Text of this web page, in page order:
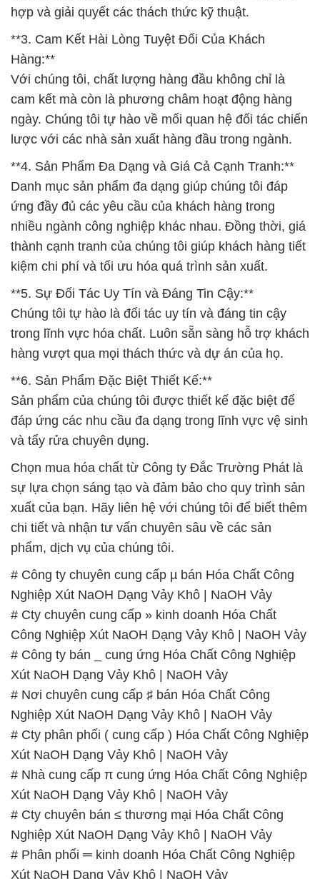
cam kết mà còn là phương châm hoạt động hàng
ngày. Chúng tôi tự hào về mối quan hệ đối tác chiến
lược với các nhà sản xuất hàng đầu trong ngành.
**4. Sản Phẩm Đa Dạng và Giá Cả Cạnh Tranh:**
Danh mục sản phẩm đa dạng giúp chúng tôi đáp
ứng đầy đủ các yêu cầu của khách hàng trong
nhiều ngành công nghiệp khác nhau. Đồng thời, giá
thành cạnh tranh của chúng tôi giúp khách hàng tiết
kiệm chi phí và tối ưu hóa quá trình sản xuất.
**5. Sự Đối Tác Uy Tín và Đáng Tin Cậy:**
Chúng tôi tự hào là đối tác uy tín và đáng tin cậy
trong lĩnh vực hóa chất. Luôn sẵn sàng hỗ trợ khách
hàng vượt qua mọi thách thức và dự án của họ.
**6. Sản Phẩm Đặc Biệt Thiết Kế:**
Sản phẩm của chúng tôi được thiết kế đặc biệt để
đáp ứng các nhu cầu đa dạng trong lĩnh vực vệ sinh
và tẩy rửa chuyên dụng.
Chọn mua hóa chất từ Công ty Đắc Trường Phát là
sự lựa chọn sáng tạo và đảm bảo cho quy trình sản
xuất của bạn. Hãy liên hệ với chúng tôi để biết thêm
chi tiết và nhận tư vấn chuyên sâu về các sản
phẩm, dịch vụ của chúng tôi.
# Công ty chuyên cung cấp µ bán Hóa Chất Công
Nghiệp Xút NaOH Dạng Vảy Khô | NaOH Vảy
# Cty chuyên cung cấp » kinh doanh Hóa Chất
Công Nghiệp Xút NaOH Dạng Vảy Khô | NaOH Vảy
# Công ty bán _ cung ứng Hóa Chất Công Nghiệp
Xút NaOH Dạng Vảy Khô | NaOH Vảy
# Nơi chuyên cung cấp ♯ bán Hóa Chất Công
Nghiệp Xút NaOH Dạng Vảy Khô | NaOH Vảy
# Cty phân phối ( cung cấp ) Hóa Chất Công Nghiệp
Xút NaOH Dạng Vảy Khô | NaOH Vảy
# Nhà cung cấp π cung ứng Hóa Chất Công Nghiệp
Xút NaOH Dạng Vảy Khô | NaOH Vảy
# Cty chuyên bán ≤ thương mại Hóa Chất Công
Nghiệp Xút NaOH Dạng Vảy Khô | NaOH Vảy
# Phân phối ═ kinh doanh Hóa Chất Công Nghiệp
Xút NaOH Dạng Vảy Khô | NaOH Vảy
# Công ty chuyên phân phối _ cung ứng Hóa Chất
Công Nghiệp Xút NaOH Dạng Vảy Khô | NaOH Vảy
# Công ty chuyên bán ≤ kinh doanh Hóa Chất Công
Nghiệp Xút NaOH Dạng Vảy Khô | NaOH Vảy